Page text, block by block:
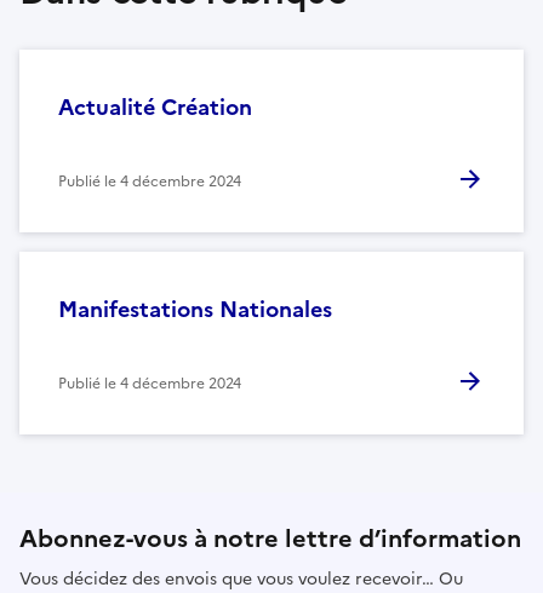
Actualité Création
Publié le4 décembre 2024
Manifestations Nationales
Publié le4 décembre 2024
Abonnez-vous à notre lettre d’information
Vous décidez des envois que vous voulez recevoir… Ou